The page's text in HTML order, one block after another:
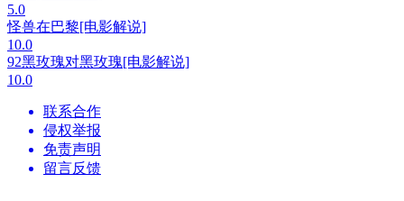
5.0
怪兽在巴黎[电影解说]
10.0
92黑玫瑰对黑玫瑰[电影解说]
10.0
联系合作
侵权举报
免责声明
留言反馈